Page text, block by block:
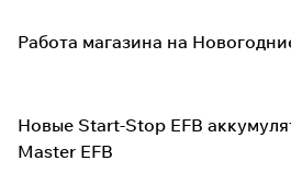
Работа магазина на
Новые Start-Stop EFB
Master EFB